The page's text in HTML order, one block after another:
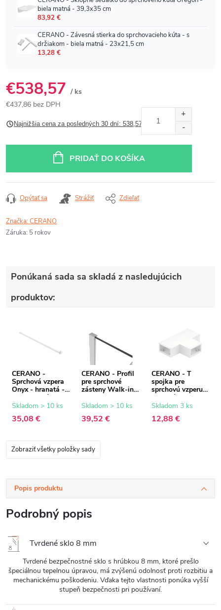
€538,57 / ks
€437,86 bez DPH
cena:Najnižšia cena za posledných 30 dní: 538,57 €
PRIDAŤ DO KOŠÍKA
Opýtať sa Strážiť Zdieľať
Značka:CERANO
Záruka: 5 rokov
Ponúkaná sada sa skladá z nasledujúcich
produktov:
CERANO -
Sprchová vzpera
Onyx - hranatá -
biela matná - 150
cm
Skladom > 10 ks
35,08 €
CERANO - Profil
pre sprchové
zásteny Walk-in
biela matná - 15
Skladom > 10 ks
39,52 €
CERANO - T
spojka pre
sprchovú vzperu -
hranatá - biela
matná
Skladom 3 ks
12,88 €
Zobraziť všetky položky sady
Popis produktu
Podrobný popis
Tvrdené sklo 8 mm
Tvrdené bezpečnostné sklo s hrúbkou 8 mm, ktoré prešlo
špeciálnou tepelnou úpravou, má zvýšenú odolnosť proti rozbitiu a
mechanickému poškodeniu. Vďaka tejto vlastnosti ponúka vyšší
stupeň bezpečnosti pri používaní.